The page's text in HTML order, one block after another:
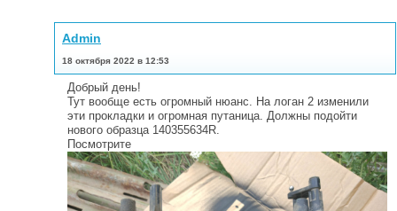
Admin
18 октября 2022 в 12:53
Добрый день!
Тут вообще есть огромный нюанс. На логан 2 изменили
эти прокладки и огромная путаница. Должны подойти
нового образца 140355634R.
Посмотрите